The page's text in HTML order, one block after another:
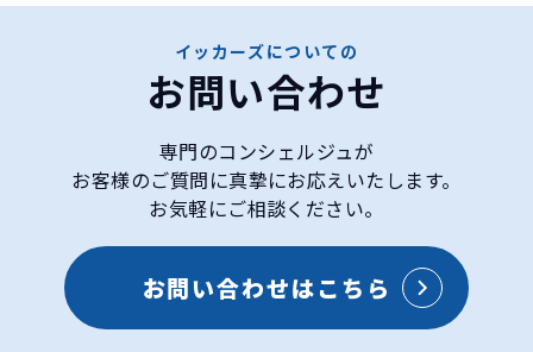
ホンダ
フリードの特徴
イッカーズについての
お問い合わせ
専門のコンシェルジュが
お客様のご質問に真摯にお応えいたします。
お気軽にご相談ください。
お問い合わせはこちら